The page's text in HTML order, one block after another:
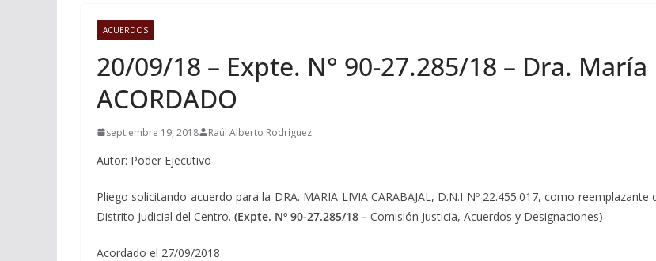
ACUERDOS
20/09/18 – Expte. N° 90-27.285/18 – Dra.
ACORDADO
septiembre 19, 2018 Raúl Alberto Rodríguez
Autor: Poder Ejecutivo
Pliego solicitando acuerdo para la DRA. MARIA LIVIA CARABAJAL, D.N.I Nº 22.455.017, como
Distrito Judicial del Centro. (Expte. Nº 90-27.285/18 – Comisión Justicia, Acuerdos y Designaciones)
Acordado el 27/09/2018